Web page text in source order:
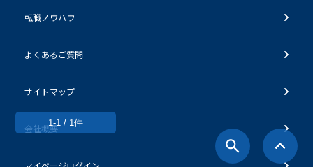
1-1 / 1件
転職ノウハウ
よくあるご質問
サイトマップ
会社概要